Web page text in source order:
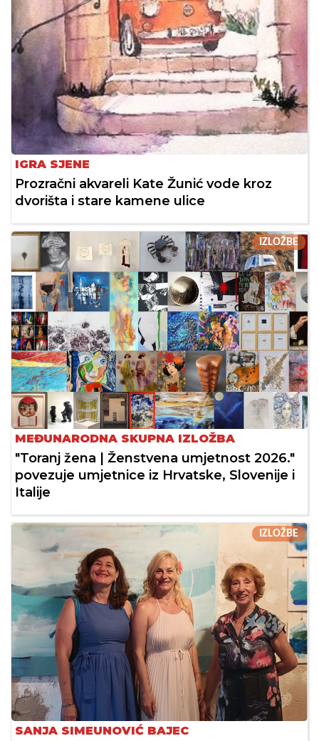
IGRA SJENE
Prozračni akvareli Kate Žunić vode kroz
dvorišta i stare kamene ulice
IZLOŽBE
MEĐUNARODNA SKUPNA IZLOŽBA
"Toranj žena | Ženstvena umjetnost 2026."
povezuje umjetnice iz Hrvatske, Slovenije i
Italije
IZLOŽBE
SANJA SIMEUNOVIĆ BAJEC